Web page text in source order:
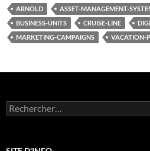
ARNOLD ASSET-MANAGEMENT-
BUSINESS-UNITS
CRUISE-LINE
MARKETING-CAMPAIGNS
VACATION-
Rechercher :